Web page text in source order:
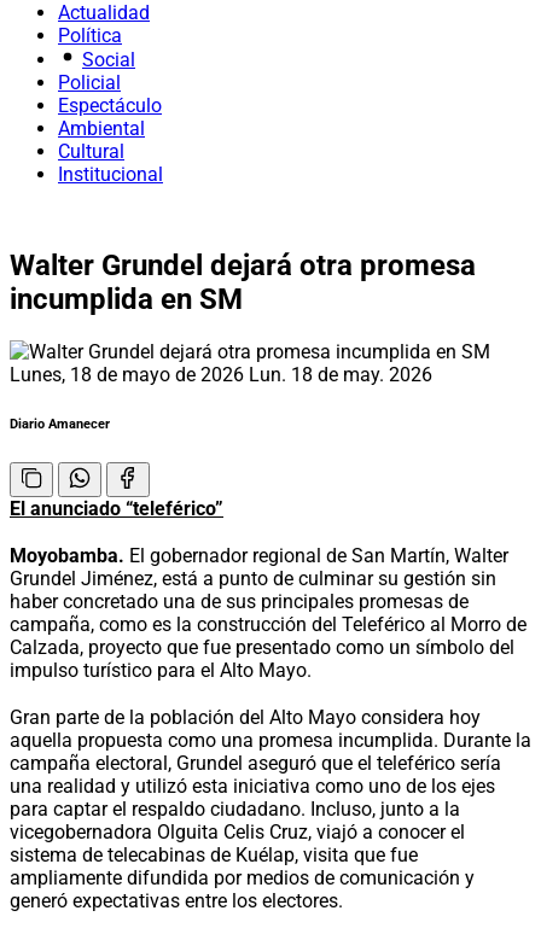
Actualidad
Política
Social
Policial
Espectáculo
Ambiental
Cultural
Institucional
Walter Grundel dejará otra promesa
incumplida en SM
Lunes, 18 de mayo de 2026 Lun. 18 de may. 2026
Diario Amanecer
El anunciado “teleférico”
Moyobamba. El gobernador regional de San Martín, Walter
Grundel Jiménez, está a punto de culminar su gestión sin
haber concretado una de sus principales promesas de
campaña, como es la construcción del Teleférico al Morro de
Calzada, proyecto que fue presentado como un símbolo del
impulso turístico para el Alto Mayo.
Gran parte de la población del Alto Mayo considera hoy
aquella propuesta como una promesa incumplida. Durante la
campaña electoral, Grundel aseguró que el teleférico sería
una realidad y utilizó esta iniciativa como uno de los ejes
para captar el respaldo ciudadano. Incluso, junto a la
vicegobernadora Olguita Celis Cruz, viajó a conocer el
sistema de telecabinas de Kuélap, visita que fue
ampliamente difundida por medios de comunicación y
generó expectativas entre los electores.